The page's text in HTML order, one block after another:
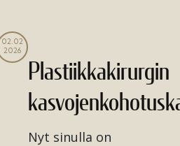
02.02
2026
Plastiikkakirurgin
Nyt sinulla on